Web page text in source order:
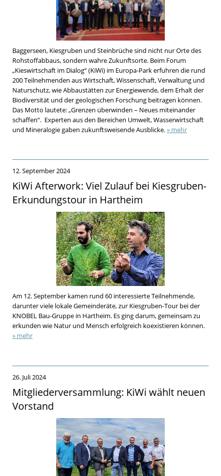
Baggerseen, Kiesgruben und Steinbrüche sind nicht nur Orte des
Rohstoffabbaus, sondern wahre Zukunftsorte. Beim Forum
„Kieswirtschaft im Dialog“ (KiWi) im Europa-Park erfuhren die rund
200 Teilnehmenden aus Wirtschaft, Wissenschaft, Verwaltung und
Naturschutz, wie Abbaustätten zur Energiewende, dem Erhalt der
Biodiversität und der geologischen Forschung beitragen können.
Das Motto lautete: „Grenzen überwinden – Neues miteinander
schaffen“. Experten aus den Bereichen Umwelt, Wasserwirtschaft
und Mineralogie gaben zukunftsweisende Ausblicke.» mehr
12. September 2024
KiWi Afterwork: Viel Zulauf bei Kiesgruben-
Erkundungstour in Hartheim
Am 12. September kamen rund 60 interessierte Teilnehmende,
darunter viele lokale Gemeinderäte, zur Kiesgruben-Tour bei der
KNOBEL Bau-Gruppe in Hartheim. Es ging darum, gemeinsam zu
erkunden wie Natur und Mensch erfolgreich koexistieren können.
» mehr
26. Juli 2024
Mitgliederversammlung: KiWi wählt neuen
Vorstand